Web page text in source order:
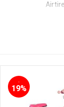
-
19%